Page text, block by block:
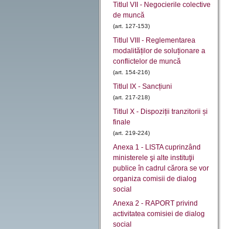
Titlul VII - Negocierile colective
de muncă
(art. 127-153)
Titlul VIII - Reglementarea
modalităților de soluționare a
conflictelor de muncă
(art. 154-216)
Titlul IX - Sancțiuni
(art. 217-218)
Titlul X - Dispoziții tranzitorii și
finale
(art. 219-224)
Anexa 1 - LISTA cuprinzând
ministerele şi alte instituţii
publice în cadrul cărora se vor
organiza comisii de dialog
social
Anexa 2 - RAPORT privind
activitatea comisiei de dialog
social